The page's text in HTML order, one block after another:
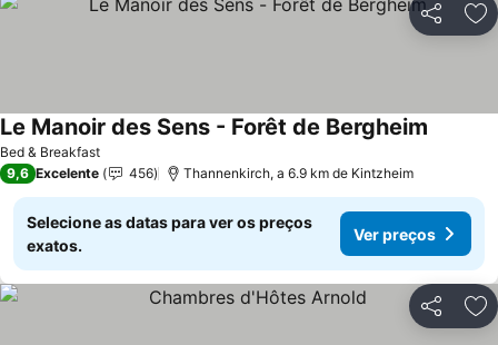
Partilhar
Bed & Breakfast
Le Manoir des Sens - Forêt de Bergheim
9,6 Excelente 456 Thannenkirch, a 6.9 km de Kintzheim
Selecione as datas para ver os preços
exatos.
Ver preços
Partilhar